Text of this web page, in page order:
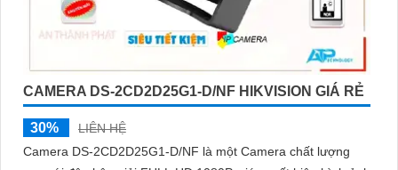
CAMERA DS-2CD2D25G1-D/NF HIKVISION GIÁ RẺ
30%
LIÊN HỆ
Camera DS-2CD2D25G1-D/NF là một Camera chất lượng